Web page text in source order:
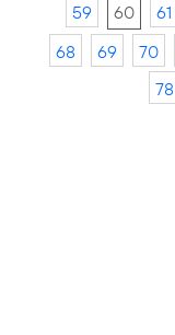
59
60 61
68
69 70
78